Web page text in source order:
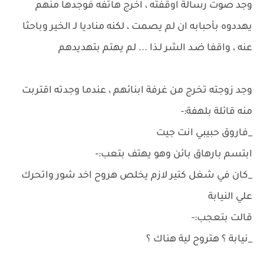
وجد صوت رسالة اوقفته ، اخرج هاتفه فوجدها منهم
يهددوه بأحبابه ان لم يصمت ، لكنه مناديا لـ الخير وباحثا
عنه ، واقفا ضـد الشر لـذا ... لم يهتم بتهديدهم
وجد زوجته تخرج من غرفة ابنائهم ، عندما وجدته اقتربت
منه قائلة بلهفة:-
_فاروق حبيبي انت جيت
ابتسم بارهاق بائن وهو يهتف بتعب:-
_كان في شغل كتير لازم يخلص هروح اخد شور واتحرك
علي النيابة
قالت بتعجب:-
_نيابة ؟ هتروح لية هناك ؟